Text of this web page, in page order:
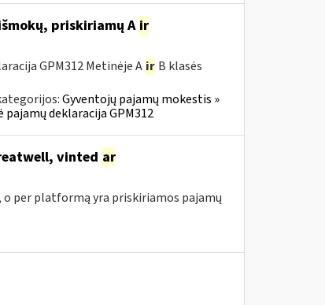
priskiriamų A ir
GPM312 Metinėje A ir B klasės
Gyventojų pajamų mokestis »
deklaracija GPM312
vinted ar
per platformą yra priskiriamos pajamų